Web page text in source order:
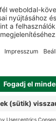
Minden
reserved.
Vision-
forgalmazója.